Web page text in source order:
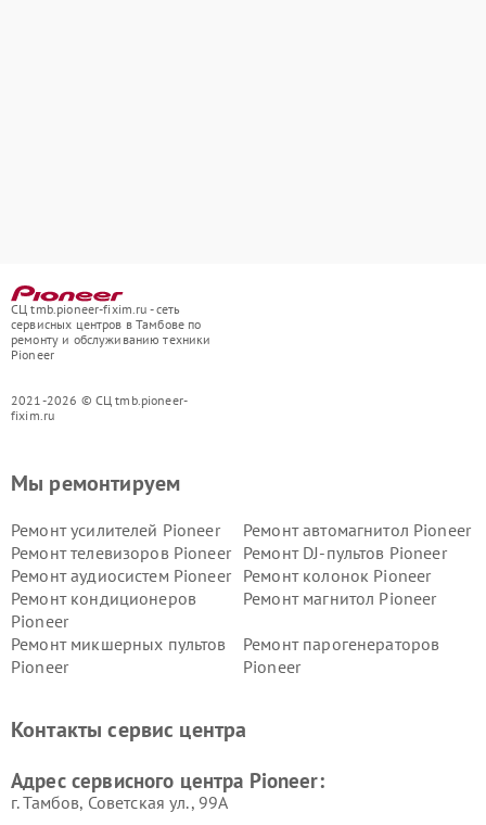
СЦ tmb.pioneer-fixim.ru - сеть
сервисных центров в Тамбове по
ремонту и обслуживанию техники
Pioneer
2021-2026 © СЦ tmb.pioneer-
fixim.ru
Мы ремонтируем
Ремонт усилителей Pioneer
Ремонт автомагнитол Pioneer
Ремонт телевизоров Pioneer
Ремонт DJ-пультов Pioneer
Ремонт аудиосистем Pioneer
Ремонт колонок Pioneer
Ремонт кондиционеров
Pioneer
Ремонт магнитол Pioneer
Ремонт микшерных пультов
Pioneer
Ремонт парогенераторов
Pioneer
Контакты сервис центра
Адрес сервисного центра Pioneer:
г. Тамбов, Советская ул., 99А